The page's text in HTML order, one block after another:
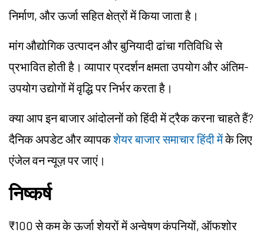
निर्माण, और ऊर्जा सहित क्षेत्रों में किया जाता है।
मांग औद्योगिक उत्पादन और बुनियादी ढांचा गतिविधि से
प्रभावित होती है। व्यापार प्रदर्शन क्षमता उपयोग और अंतिम-
उपयोग उद्योगों में वृद्धि पर निर्भर करता है।
क्या आप इन बाजार आंदोलनों को हिंदी में ट्रैक करना चाहते हैं?
दैनिक अपडेट और व्यापकशेयर बाजार समाचार हिंदी मेंके लिए
एंजेल वन न्यूज़ पर जाएं।
निष्कर्ष
₹100 से कम के ऊर्जा शेयरों में अन्वेषण कंपनियों, ऑफशोर